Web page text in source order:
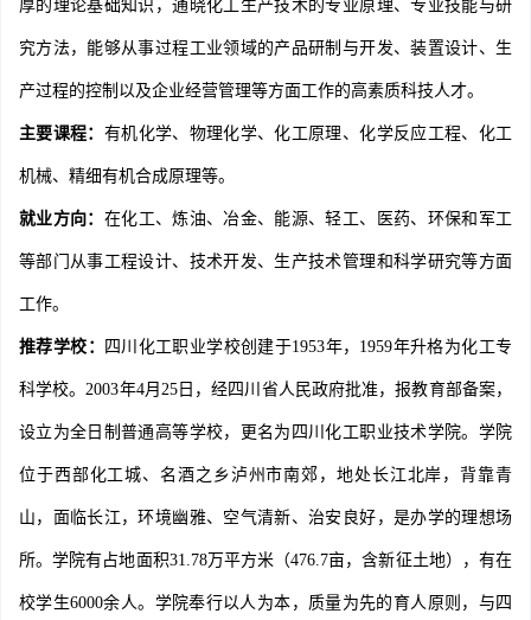
厚的理论基础知识，通晓化工生产技术的专业原理、专业技能与研
究方法，能够从事过程工业领域的产品研制与开发、装置设计、生
产过程的控制以及企业经营管理等方面工作的高素质科技人才。
主要课程： 有机化学、物理化学、化工原理、化学反应工程、化工
机械、精细有机合成原理等。
就业方向： 在化工、炼油、冶金、能源、轻工、医药、环保和军工
等部门从事工程设计、技术开发、生产技术管理和科学研究等方面
工作。
推荐学校： 四川化工职业学校创建于1953年，1959年升格为化工专
科学校。2003年4月25日，经四川省人民政府批准，报教育部备案，
设立为全日制普通高等学校，更名为四川化工职业技术学院。学院
位于西部化工城、名酒之乡泸州市南郊，地处长江北岸，背靠青
山，面临长江，环境幽雅、空气清新、治安良好，是办学的理想场
所。学院有占地面积31.78万平方米（476.7亩，含新征土地），有在
校学生6000余人。学院奉行以人为本，质量为先的育人原则，与四